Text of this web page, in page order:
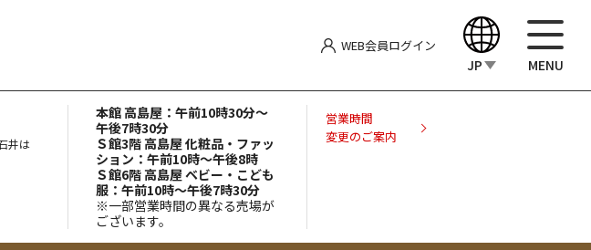
WEB会員ログイン
JP MENU
井は
本館 高島屋：午前10時30分～
午後7時30分
Ｓ館3階 高島屋 化粧品・ファッ
ション：午前10時～午後8時
Ｓ館6階 高島屋 ベビー・こども
服：午前10時～午後7時30分
※一部営業時間の異なる売場が
ございます。
営業時間
変更のご案内